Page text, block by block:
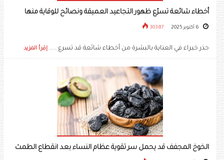
أخطاء شائعة تسرّع ظهور التجاعيد العميقة ونصائح للوقاية منها
30387
حذر خبراء في العناية بالبشرة من أخطاء شائعة قد تسرع ..... إقرأ المزيد
الخوخ المجفف قد يحمل سر تقوية عظام النساء بعد انقطاع الطمث